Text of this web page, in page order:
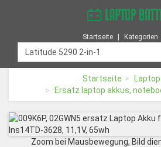
Startseite Kategorien
Startseite
Ersatz laptop akkus,
Zoom bei Mausbewegung, Bild